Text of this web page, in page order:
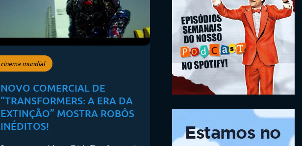
cinema mundial
NOVO COMERCIAL DE
“TRANSFORMERS: A ERA DA
EXTINÇÃO” MOSTRA ROBÔS
INÉDITOS!